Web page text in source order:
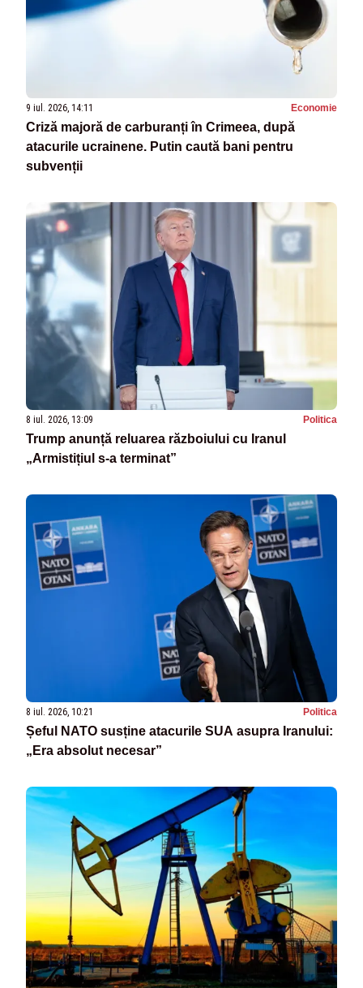
9 iul. 2026, 14:11 Economie
Criză majoră de carburanți în Crimeea, după
atacurile ucrainene. Putin caută bani pentru
subvenții
8 iul. 2026, 13:09 Politica
Trump anunță reluarea războiului cu Iranul
„Armistițiul s-a terminat”
8 iul. 2026, 10:21 Politica
Șeful NATO susține atacurile SUA asupra Iranului:
„Era absolut necesar”